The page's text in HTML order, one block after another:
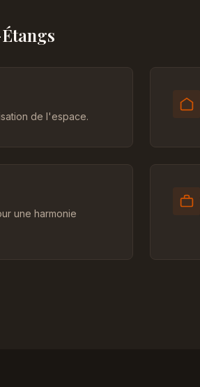
de l'espace.
une harmonie